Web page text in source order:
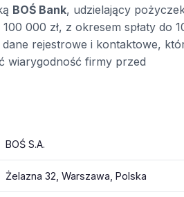
BOŚ Bank, udzielający
000 zł, z okresem spłaty do
dane rejestrowe i kontaktowe,
wiarygodność firmy przed
BOŚ S.A.
Żelazna 32, Warszawa, Polska